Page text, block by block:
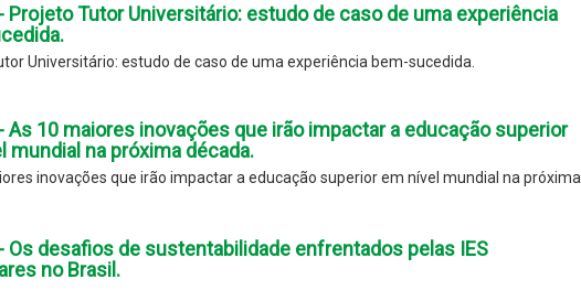
Projeto Tutor Universitário: estudo de caso de uma experiência
Universitário: estudo de caso de uma experiência bem-sucedida.
As 10 maiores inovações que irão impactar a educação superior
mundial na próxima década.
inovações que irão impactar a educação superior em nível mundial na próxima
Os desafios de sustentabilidade enfrentados pelas IES
no Brasil.